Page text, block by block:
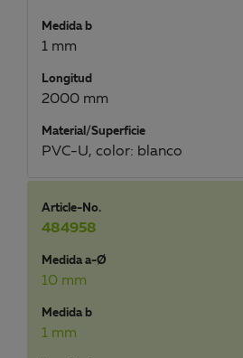
Medida b
1 mm
Longitud
2000 mm
Material/Superficie
PVC-U, color: blanco
Article-No.
484958
Medida a-Ø
10 mm
Medida b
1 mm